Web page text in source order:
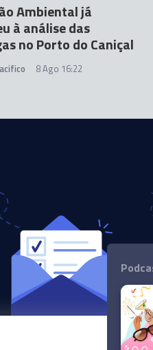
Ambiental já
à análise das
no Porto do Caniçal
8 Ago 16:22